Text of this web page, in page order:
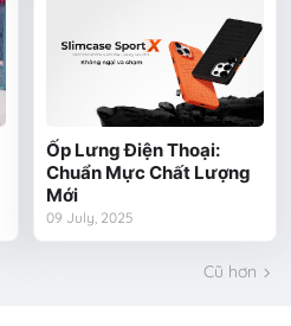
Ốp Lưng Điện Thoại:
Chuẩn Mực Chất Lượng
Mới
09 July, 2025
Cũ hơn